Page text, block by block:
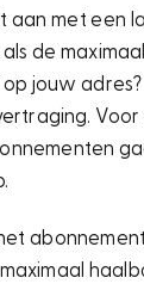
aan met een
de
jouw